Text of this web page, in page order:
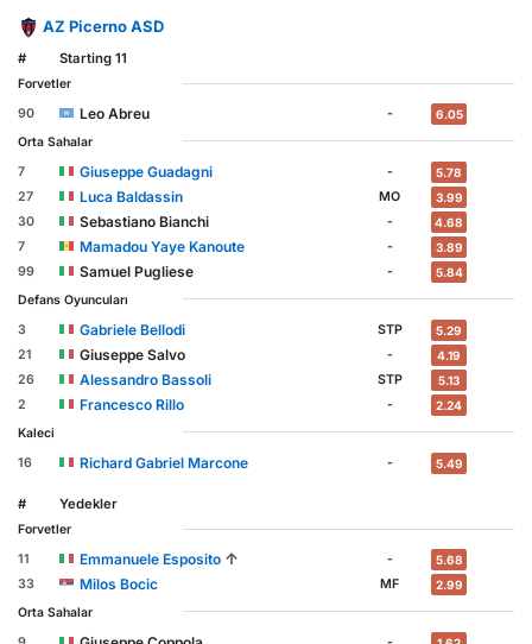
AZ Picerno ASD
# Starting 11
Forvetler
90
Leo Abreu - 6.05
Orta Sahalar
7
Giuseppe Guadagni - 5.78
27 Luca Baldassin MO 3.99
30 Sebastiano Bianchi - 4.68
7 Mamadou Yaye Kanoute - 3.89
99 Samuel Pugliese - 5.84
Defans Oyuncuları
3
Gabriele Bellodi STP 5.29
21 Giuseppe Salvo - 4.19
26 Alessandro Bassoli STP 5.13
2 Francesco Rillo - 2.24
Kaleci
16
Richard Gabriel Marcone - 5.49
# Yedekler
Forvetler
11
Emmanuele Esposito ↑ - 5.68
33 Milos Bocic MF 2.99
Orta Sahalar